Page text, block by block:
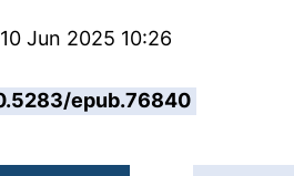
Jun 2025 10:26
epub.76840